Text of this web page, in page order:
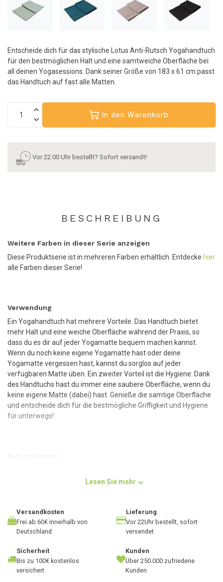
Entscheide dich für das stylische Lotus Anti-Rutsch Yogahandtuch
für den bestmöglichen Halt und eine samtweiche Oberfläche bei
all deinen Yogasessions. Dank seiner Größe von 183 x 61 cm passt
das Handtuch auf fast alle Matten.
In den Warenkorb
Vor 22:00 Uhr bestellt? Sofort versandt!
BESCHREIBUNG
Weitere Farben in dieser Serie anzeigen
Diese Produktserie ist in mehreren Farben erhältlich. Entdecke hier
alle Farben dieser Serie!
Verwendung
Ein Yogahandtuch hat mehrere Vorteile. Das Handtuch bietet
mehr Halt und eine weiche Oberfläche während der Praxis, so
dass du es dir auf jeder Yogamatte bequem machen kannst.
Wenn du noch keine eigene Yogamatte hast oder deine
Yogamatte vergessen hast, kannst du sorglos auf jeder
verfügbaren Matte üben. Ein zweiter Vorteil ist die Hygiene: Dank
des Handtuchs hast du immer eine saubere Oberfläche, wenn du
keine eigene Matte (dabei) hast. Genieße die samtige Oberfläche
und entscheide dich für die bestmögliche Griffigkeit und Hygiene
für unterwegs!
verwenden, aber besonders für heiße Yogastile wie
während einer heißen Sitzung wird deine Matte sehr griffig und
sorgt dafür, dass du nicht ausrutscht. Tatsächlich wird die
Griffigkeit des Handtuchs immer besser, je feuchter es wird! Mit
machen, dass du ausrutscht. Deine Yogamatte bleibt wunderbar
sauber, was die Häufigkeit der Reinigung reduziert und ihre
Haltbarkeit bewahrt.
Lesen Sie mehr
Versandkosten
Frei ab 60€ innerhalb von
Deutschland
Lieferung
Vor 22Uhr bestellt, sofort
versendet
Sicherheit
Bis zu 100€ kostenlos
versichert
Kunden
Über 250.000 zufriedene
Kunden